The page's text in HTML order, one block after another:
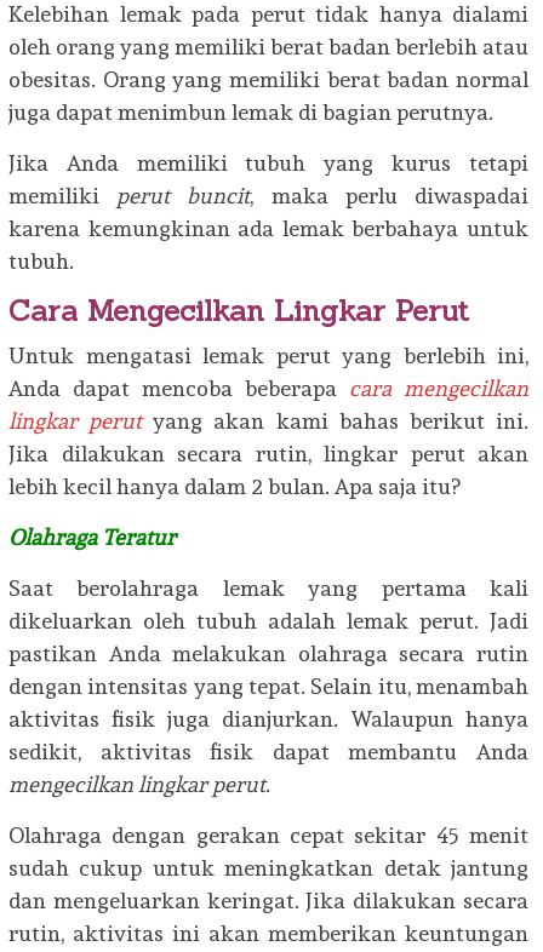
Kelebihan lemak pada perut tidak hanya dialami
oleh orang yang memiliki berat badan berlebih atau
obesitas. Orang yang memiliki berat badan normal
juga dapat menimbun lemak di bagian perutnya.
Jika Anda memiliki tubuh yang kurus tetapi
memiliki perut buncit, maka perlu diwaspadai
karena kemungkinan ada lemak berbahaya untuk
tubuh.
Cara Mengecilkan Lingkar Perut
Untuk mengatasi lemak perut yang berlebih ini,
Anda dapat mencoba beberapa cara mengecilkan
lingkar perutyang akan kami bahas berikut ini.
Jika dilakukan secara rutin, lingkar perut akan
lebih kecil hanya dalam 2 bulan. Apa saja itu?
Olahraga Teratur
Saat berolahraga lemak yang pertama kali
dikeluarkan oleh tubuh adalah lemak perut. Jadi
pastikan Anda melakukan olahraga secara rutin
dengan intensitas yang tepat. Selain itu, menambah
aktivitas fisik juga dianjurkan. Walaupun hanya
sedikit, aktivitas fisik dapat membantu Anda
mengecilkan lingkar perut.
Olahraga dengan gerakan cepat sekitar 45 menit
sudah cukup untuk meningkatkan detak jantung
dan mengeluarkan keringat. Jika dilakukan secara
rutin, aktivitas ini akan memberikan keuntungan